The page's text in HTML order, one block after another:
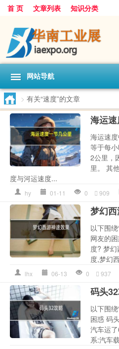
首 页 文章列表 知识分类
网站导航
> 有关“速度”的文章
海运
海运速
等于每
2公里，
里。 其
度与河运速度...
hy 01-11 0 909
梦幻
以下围
网友的
度? 梦
度,梦幻
lhx 06-13 0 937
码头
以下围
困惑 码
汽车运
系:汽车